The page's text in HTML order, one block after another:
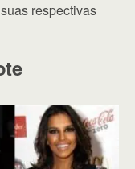
respectivas